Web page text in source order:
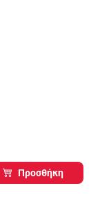
Προσθήκη